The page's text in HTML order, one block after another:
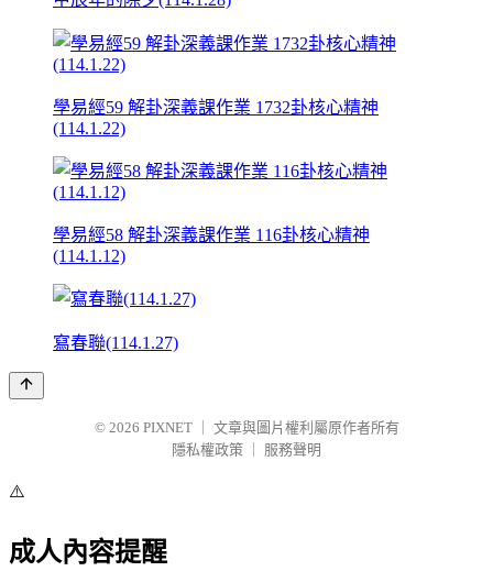
學易經59 解卦深義課作業 1732卦核心精神
(114.1.22)
學易經58 解卦深義課作業 116卦核心精神
(114.1.12)
寫春聯(114.1.27)
© 2026 PIXNET
文章與圖片權利屬原作者所有
隱私權政策
服務聲明
⚠️
成人內容提醒